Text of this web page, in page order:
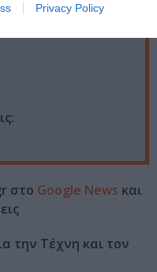
Privacy Policy
στο Google News και
την Τέχνη και τον